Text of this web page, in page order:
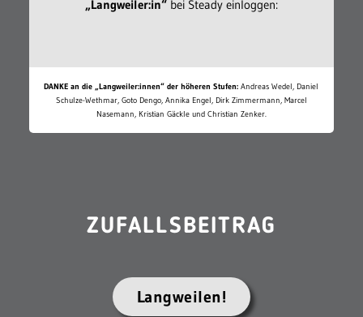
„Langweiler:in“bei Steady einloggen:
DANKE an die „Langweiler:innen“ der höheren Stufen: Andreas Wedel, Daniel
Schulze-Wethmar, Goto Dengo, Annika Engel, Dirk Zimmermann, Marcel
Nasemann, Kristian Gäckle und Christian Zenker.
ZUFALLSBEITRAG
Langweilen!